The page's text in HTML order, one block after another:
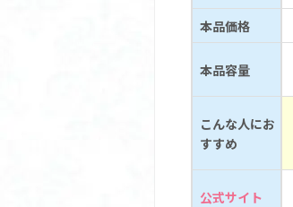
本品価格
本品容量
こんな人にお
すすめ
公式サイト